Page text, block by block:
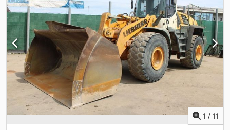
bontókalapács-üzemmódhoz Állítható gém: 3 600 mm Gémkar: 2
650 mm Központi zsírzórendszer Munkaeszközök: SWA 48 Likufix
gyorscserélő A változtatás, közbenső értékesítés és hibák jogát
kifejezetten fenntartjuk. A leírás a jármű általános azonosítására
szolgál, és nem minősül adásvételi értelemben vett garanciának. A
szerződés szerinti leírás az irányadó. Ajánlatunk alapvetően új
műszaki vizsga nélkül értendő. Új vizsga igénye esetén
partnerműhelyeink útján szívesen teszünk ajánlatot! A jármű
reklámdekorral és/vagy felirattal ellátva lehet. Általános szállítási
és fizetési feltételeink érvényesek.
1 / 11